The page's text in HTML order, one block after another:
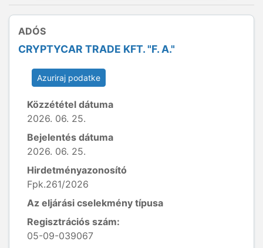
ADÓS
CRYPTYCAR TRADE KFT. "F. A."
Azuriraj podatke
Közzététel dátuma
2026. 06. 25.
Bejelentés dátuma
2026. 06. 25.
Hirdetményazonosító
Fpk.261/2026
Az eljárási cselekmény típusa
Regisztrációs szám:
05-09-039067